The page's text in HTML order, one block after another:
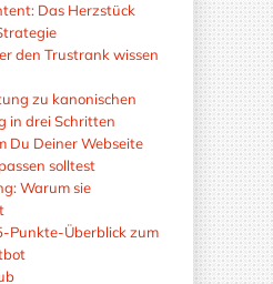
Das Herzstück
den Trustrank wissen
zu kanonischen
in drei Schritten
Du Deiner Webseite
solltest
Warum sie
Punkte-Überblick zum